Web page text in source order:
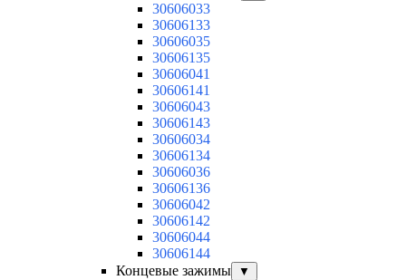
30606033
30606133
30606035
30606135
30606041
30606141
30606043
30606143
30606034
30606134
30606036
30606136
30606042
30606142
30606044
30606144
Концевые зажимы
▼